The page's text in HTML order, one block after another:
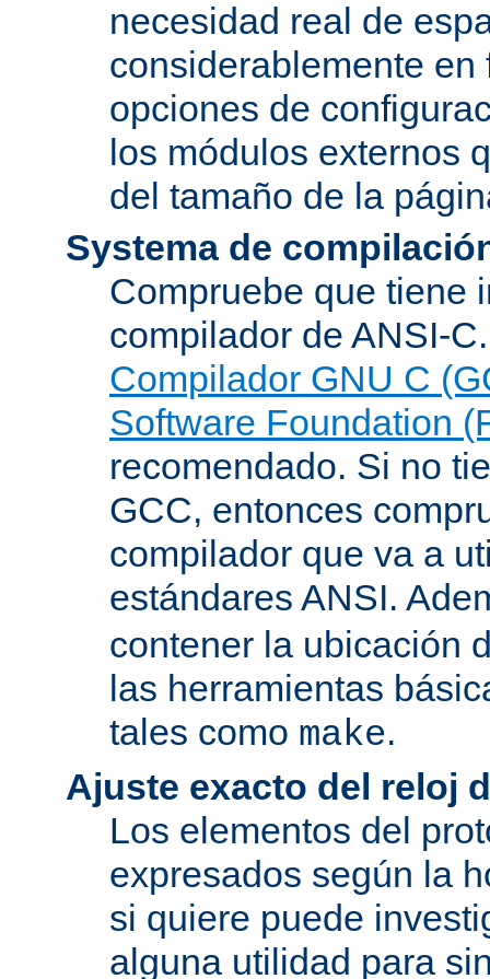
necesidad real de
considerablemente en
opciones de
los módulos externos
del tamaño de la
Systema de
Compruebe que tiene
compilador de ANSI-
Compilador GNU C
Software Foundation
recomendado. Si no
GCC, entonces
compilador que va a
estándares ANSI.
contener la ubicación
las herramientas
tales como make.
Ajuste exacto del reloj
Los elementos del
expresados según la
si quiere puede
alguna utilidad para